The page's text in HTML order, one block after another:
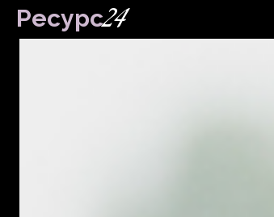
Ресурс24